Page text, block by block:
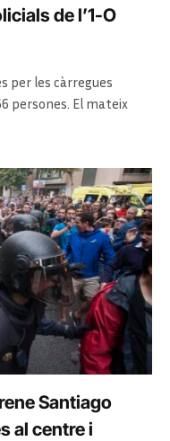
de l’1-O
per les càrregues
persones. El mateix
Santiago
al centre i